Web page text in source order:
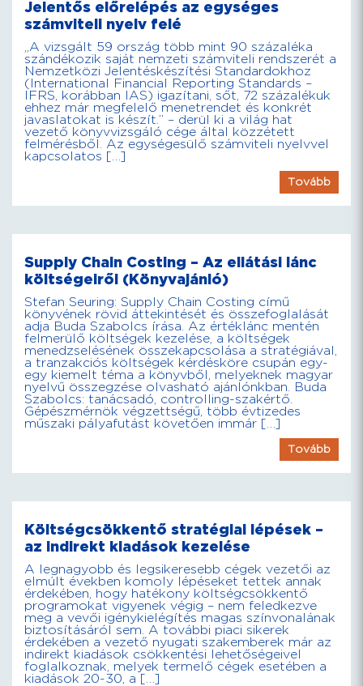
Jelentős előrelépés az egységes
számviteli nyelv felé
„A vizsgált 59 ország több mint 90 százaléka
szándékozik saját nemzeti számviteli rendszerét a
Nemzetközi Jelentéskészítési Standardokhoz
(International Financial Reporting Standards –
IFRS, korábban IAS) igazítani, sőt, 72 százalékuk
ehhez már megfelelő menetrendet és konkrét
javaslatokat is készít.” – derül ki a világ hat
vezető könyvvizsgáló cége által közzétett
felmérésből. Az egységesülő számviteli nyelvvel
kapcsolatos […]
Tovább
Supply Chain Costing – Az ellátási lánc
költségeiről (Könyvajánló)
Stefan Seuring: Supply Chain Costing című
könyvének rövid áttekintését és összefoglalását
adja Buda Szabolcs írása. Az értéklánc mentén
felmerülő költségek kezelése, a költségek
menedzselésének összekapcsolása a stratégiával,
a tranzakciós költségek kérdésköre csupán egy-
egy kiemelt téma a könyvből, melyeknek magyar
nyelvű összegzése olvasható ajánlónkban. Buda
Szabolcs: tanácsadó, controlling-szakértő.
Gépészmérnök végzettségű, több évtizedes
műszaki pályafutást követően immár […]
Tovább
Költségcsökkentő stratégiai lépések –
az indirekt kiadások kezelése
A legnagyobb és legsikeresebb cégek vezetői az
elmúlt években komoly lépéseket tettek annak
érdekében, hogy hatékony költségcsökkentő
programokat vigyenek végig – nem feledkezve
meg a vevői igénykielégítés magas színvonalának
biztosításáról sem. A további piaci sikerek
érdekében a vezető nyugati szakemberek már az
indirekt kiadások csökkentési lehetőségeivel
foglalkoznak, melyek termelő cégek esetében a
kiadások 20-30, a […]